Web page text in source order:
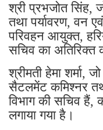
श्री प्रभजोत सिंह,
तथा पर्यावरण, वन
परिवहन आयुक्त,
सचिव का अतिरिक्त
श्रीमती हेमा शर्मा,
सैटलमेंट कमिश्नर
विभाग की सचिव
लगाया गया है।